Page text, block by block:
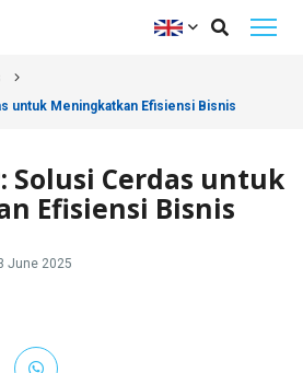
untuk Meningkatkan Efisiensi Bisnis
Solusi Cerdas untuk
Efisiensi Bisnis
June 2025